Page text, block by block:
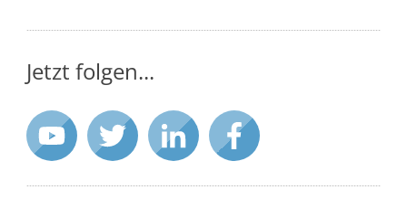
Jetzt folgen...